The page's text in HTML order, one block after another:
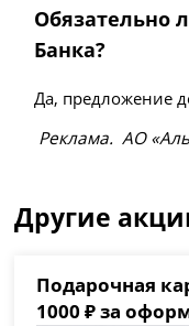
Обязательно
Банка?
Да, предложение
Рeклaмa. АО
Другие
Подарочная
1000 ₽ за